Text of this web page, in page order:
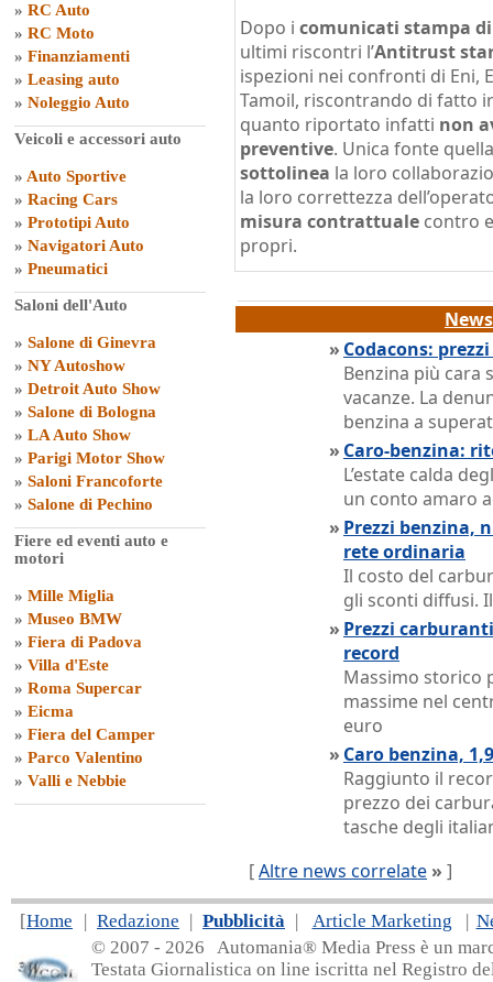
» RC Auto
» RC Moto
» Finanziamenti
» Leasing auto
» Noleggio Auto
Veicoli e accessori auto
» Auto Sportive
» Racing Cars
» Prototipi Auto
» Navigatori Auto
» Pneumatici
Saloni dell'Auto
» Salone di Ginevra
» NY Autoshow
» Detroit Auto Show
» Salone di Bologna
» LA Auto Show
» Parigi Motor Show
» Saloni Francoforte
» Salone di Pechino
Fiere ed eventi auto e
motori
» Mille Miglia
» Museo BMW
» Fiera di Padova
» Villa d'Este
» Roma Supercar
» Eicma
» Fiera del Camper
» Parco Valentino
» Valli e Nebbie
Dopo i comunicati stampa
ultimi riscontri l’Antitrust
ispezioni nei confronti di Eni,
Tamoil, riscontrando di fatto
quanto riportato infatti non
preventive. Unica fonte
sottolinea la loro
la loro correttezza
misura contrattuale contro
propri.
» Codacons:
Benzina più cara
vacanze. La
benzina a
» Caro-benzina:
L’estate calda
un conto amaro
» Prezzi benzina,
rete ordinaria
Il costo del
gli sconti diffusi.
» Prezzi
record
Massimo storico
massime nel
euro
» Caro benzina,
Raggiunto il
prezzo dei
tasche degli
[Altre news correlate » ]
[Home | Redazione | Pubblicità | Article Marketing |
© 2007 - 2026 Automania® Media Press è un
Testata Giornalistica on line iscritta nel Registro